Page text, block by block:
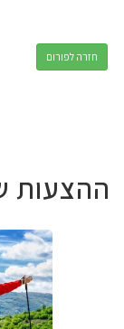
חזרה לפורום
ההצעות